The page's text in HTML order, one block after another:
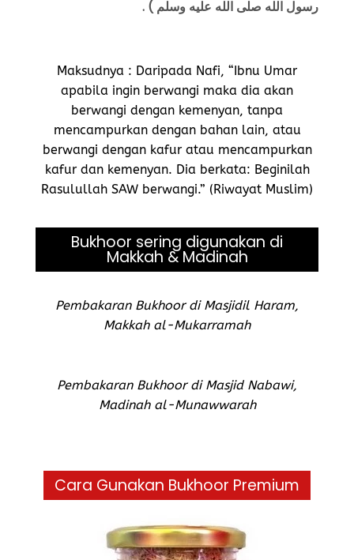
رسول الله صلى الله عليه وسلم ) .
Maksudnya : Daripada Nafi, “Ibnu Umar
apabila ingin berwangi maka dia akan
berwangi dengan kemenyan, tanpa
mencampurkan dengan bahan lain, atau
berwangi dengan kafur atau mencampurkan
kafur dan kemenyan. Dia berkata: Beginilah
Rasulullah SAW berwangi.” (Riwayat Muslim)
Bukhoor sering digunakan di
Makkah & Madinah
Pembakaran Bukhoor di Masjidil Haram,
Makkah al-Mukarramah
Pembakaran Bukhoor di Masjid Nabawi,
Madinah al-Munawwarah
Cara Gunakan Bukhoor Premium